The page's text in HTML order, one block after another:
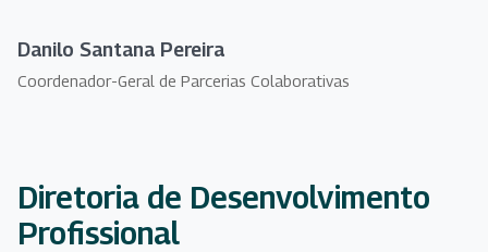
Danilo Santana Pereira
Coordenador-Geral de Parcerias Colaborativas
Diretoria de Desenvolvimento
Profissional